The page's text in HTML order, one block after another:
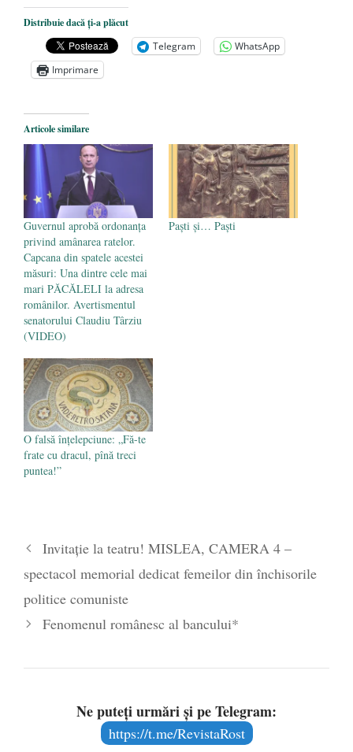
DANA KONYA-PETRIȘOR, ÎNTRU
VEȘNICĂ POMENIRE
- 17 martie 2021
ÎNĂLȚATU-S-A! - 28 mai 2020
Sic credo – Francisco Franco (1892-1975)
Distribuie dacă ți-a plăcut
Telegram
WhatsApp
Imprimare
Articole similare
Guvernul aprobă ordonanța
privind amânarea ratelor.
Capcana din spatele acestei
măsuri: Una dintre cele mai
mari PĂCĂLELI la adresa
românilor. Avertismentul
senatorului Claudiu Târziu
(VIDEO)
Paști și… Paști
O falsă înțelepciune: „Fă-te
frate cu dracul, pînă treci
puntea!”
Invitație la teatru! MISLEA, CAMERA 4 –
spectacol memorial dedicat femeilor din închisorile
politice comuniste
Fenomenul românesc al bancului*
Ne puteți urmări și pe Telegram:
https://t.me/RevistaRost